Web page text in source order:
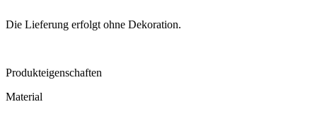
Die Lieferung erfolgt ohne Dekoration.
Produkteigenschaften
Material